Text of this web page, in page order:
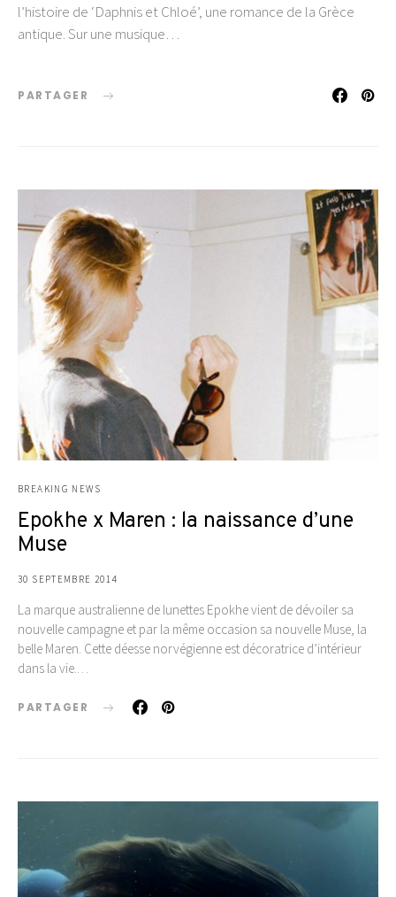
l’histoire de ‘Daphnis et Chloé’, une romance de la Grèce
antique. Sur une musique…
PARTAGER
BREAKING NEWS
Epokhe x Maren : la naissance d’une
Muse
30 SEPTEMBRE 2014
La marque australienne de lunettes Epokhe vient de dévoiler sa
nouvelle campagne et par la même occasion sa nouvelle Muse, la
belle Maren. Cette déesse norvégienne est décoratrice d’intérieur
dans la vie.…
PARTAGER